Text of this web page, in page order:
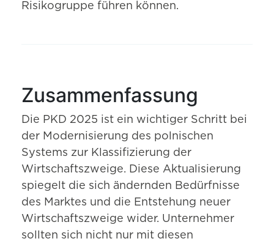
Risikogruppe führen können.
Zusammenfassung
Die PKD 2025 ist ein wichtiger Schritt bei
der Modernisierung des polnischen
Systems zur Klassifizierung der
Wirtschaftszweige. Diese Aktualisierung
spiegelt die sich ändernden Bedürfnisse
des Marktes und die Entstehung neuer
Wirtschaftszweige wider. Unternehmer
sollten sich nicht nur mit diesen